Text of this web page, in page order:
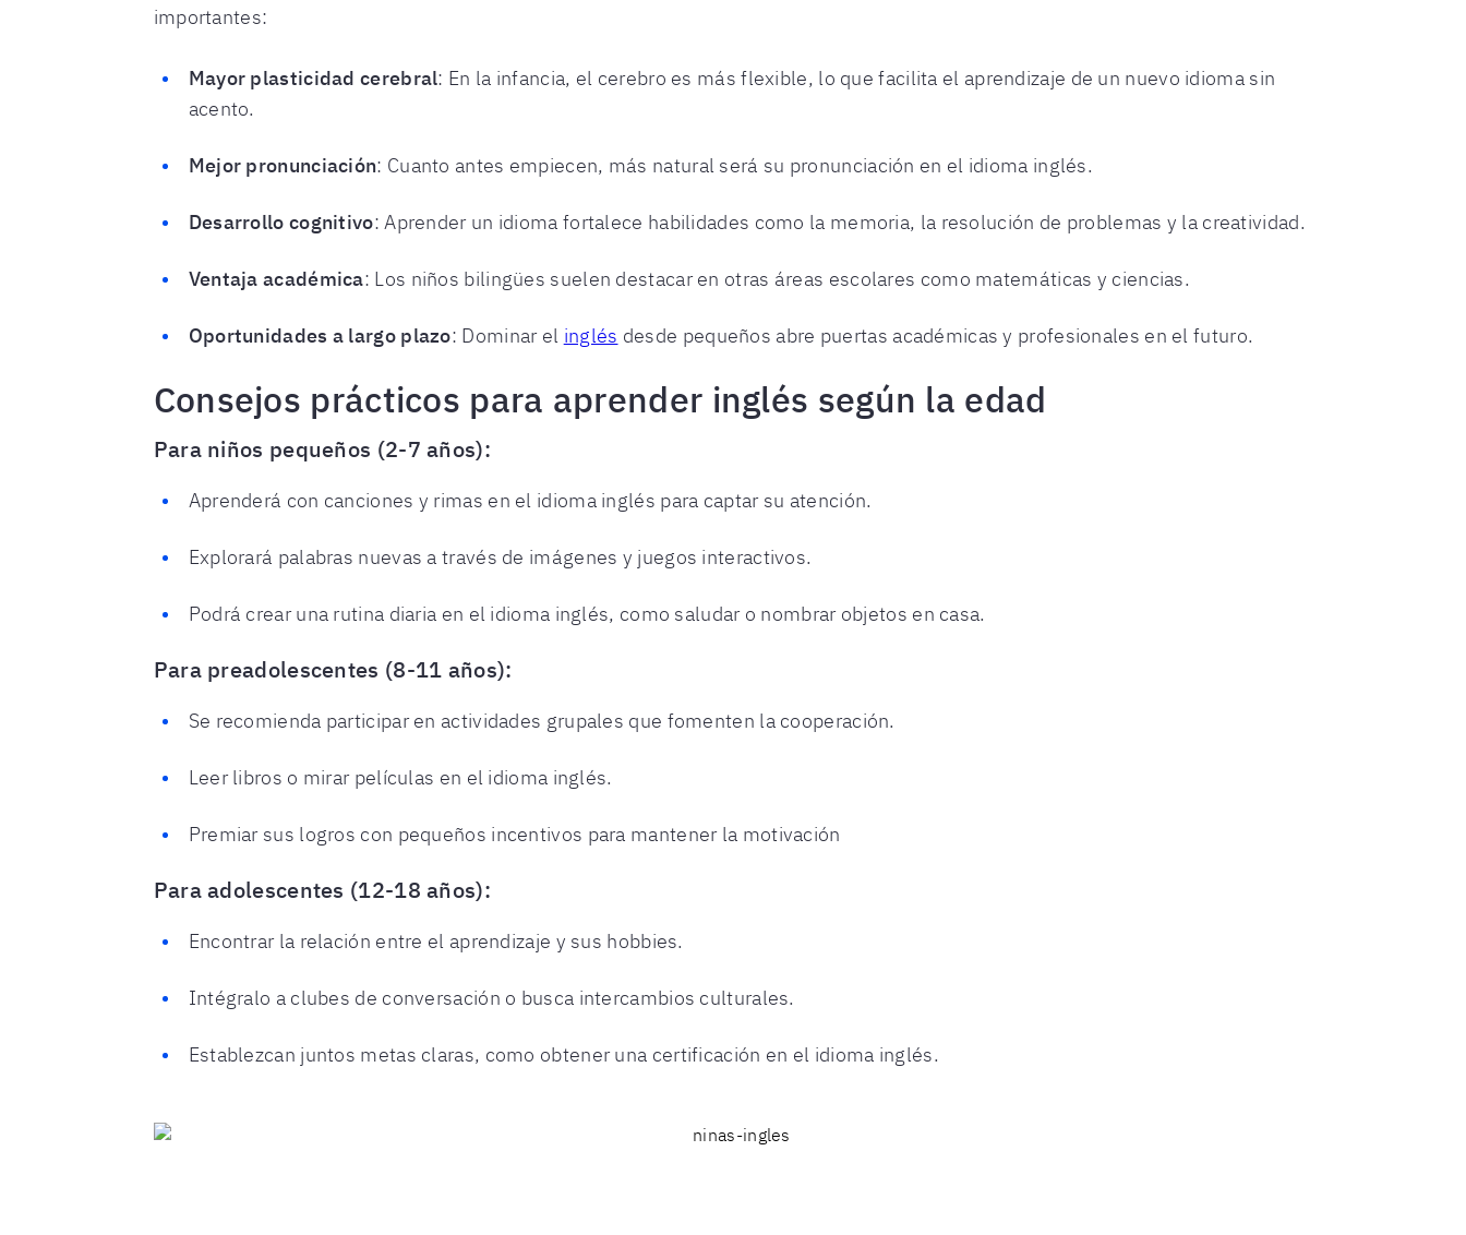
importantes:
Mayor plasticidad cerebral: En la infancia, el cerebro es más flexible, lo que facilita el aprendizaje de un nuevo idioma sin
acento.
Mejor pronunciación: Cuanto antes empiecen, más natural será su pronunciación en el idioma inglés.
Desarrollo cognitivo: Aprender un idioma fortalece habilidades como la memoria, la resolución de problemas y la creatividad.
Ventaja académica: Los niños bilingües suelen destacar en otras áreas escolares como matemáticas y ciencias.
Oportunidades a largo plazo: Dominar el inglés desde pequeños abre puertas académicas y profesionales en el futuro.
Consejos prácticos para aprender inglés según la edad
Para niños pequeños (2-7 años):
Aprenderá con canciones y rimas en el idioma inglés para captar su atención.
Explorará palabras nuevas a través de imágenes y juegos interactivos.
Podrá crear una rutina diaria en el idioma inglés, como saludar o nombrar objetos en casa.
Para preadolescentes (8-11 años):
Se recomienda participar en actividades grupales que fomenten la cooperación.
Leer libros o mirar películas en el idioma inglés.
Premiar sus logros con pequeños incentivos para mantener la motivación
Para adolescentes (12-18 años):
Encontrar la relación entre el aprendizaje y sus hobbies.
Intégralo a clubes de conversación o busca intercambios culturales.
Establezcan juntos metas claras, como obtener una certificación en el idioma inglés.